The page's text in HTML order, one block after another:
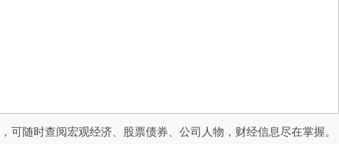
，可随时查阅宏观经济、股票债券、公司人物，财经信息尽在掌握。